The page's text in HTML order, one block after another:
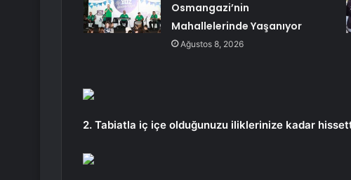
Osmangazi’nin
Mahallelerinde Yaşanıyor
Ağustos 8, 2026
2. Tabiatla iç içe olduğunuzu iliklerinize kadar